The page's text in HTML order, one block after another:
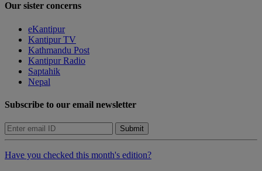
Our sister concerns
eKantipur
Kantipur TV
Kathmandu Post
Kantipur Radio
Saptahik
Nepal
Subscribe to our email newsletter
Submit
Have you checked this month's edition?